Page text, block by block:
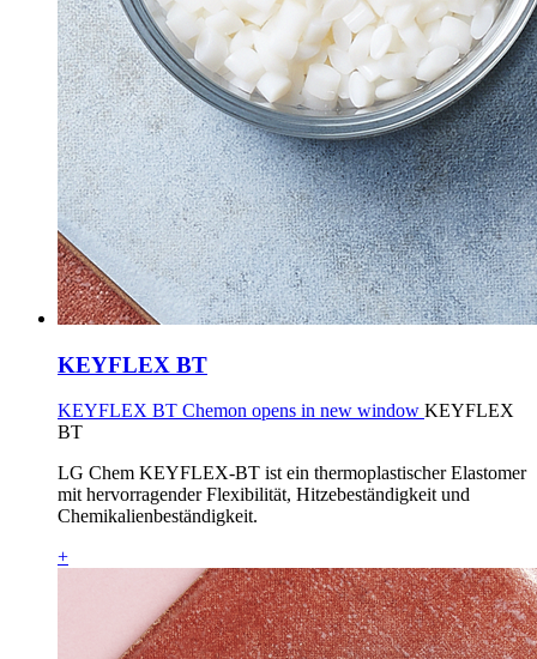
KEYFLEX BT
KEYFLEX BT Chemon opens in new window KEYFLEX
BT
LG Chem KEYFLEX-BT ist ein thermoplastischer Elastomer
mit hervorragender Flexibilität, Hitzebeständigkeit und
Chemikalienbeständigkeit.
+